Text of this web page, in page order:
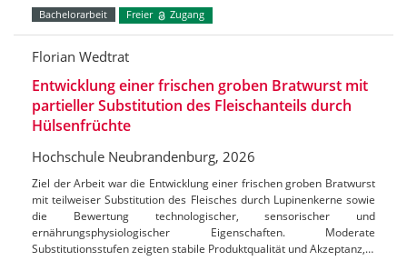
Bachelorarbeit Freier Zugang
Florian Wedtrat
Entwicklung einer frischen groben Bratwurst mit
partieller Substitution des Fleischanteils durch
Hülsenfrüchte
Hochschule Neubrandenburg, 2026
Ziel der Arbeit war die Entwicklung einer frischen groben Bratwurst
mit teilweiser Substitution des Fleisches durch Lupinenkerne sowie
die Bewertung technologischer, sensorischer und
ernährungsphysiologischer Eigenschaften. Moderate
Substitutionsstufen zeigten stabile Produktqualität und Akzeptanz,…